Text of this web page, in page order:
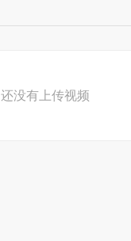
还没有上传视频